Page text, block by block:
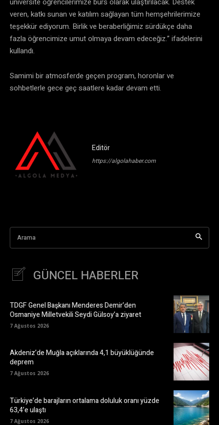
veren, katkı sunan ve katılım sağlayan tüm hemşehrilerimize
teşekkür ediyorum. Birlik ve beraberliğimiz sürdükçe daha
fazla öğrencimize umut olmaya devam edeceğiz.” ifadelerini
kullandı.
Samimi bir atmosferde geçen program, horonlar ve
sohbetlerle gece geç saatlere kadar devam etti.
Editör
https://algolahaber.com
Arama
GÜNCEL HABERLER
TDGF Genel Başkanı Menderes Demir’den
Osmaniye Milletvekili Seydi Gülsoy’a ziyaret
7 Ağustos 2026
Akdeniz’de Muğla açıklarında 4,1 büyüklüğünde
deprem
7 Ağustos 2026
Türkiye’de barajların ortalama doluluk oranı yüzde
63,4’e ulaştı
7 Ağustos 2026